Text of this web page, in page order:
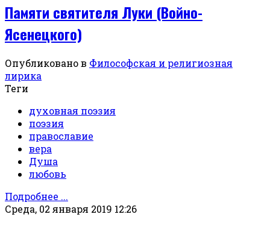
Памяти святителя Луки (Войно-
Ясенецкого)
Опубликовано в Философская и религиозная
лирика
Теги
духовная поэзия
поэзия
православие
вера
Душа
любовь
Подробнее ...
Среда, 02 января 2019 12:26